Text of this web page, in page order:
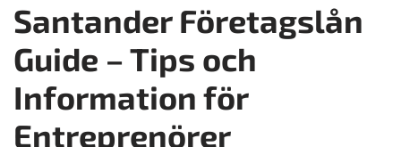
Santander Företagslån
Guide – Tips och
Information för
Entreprenörer